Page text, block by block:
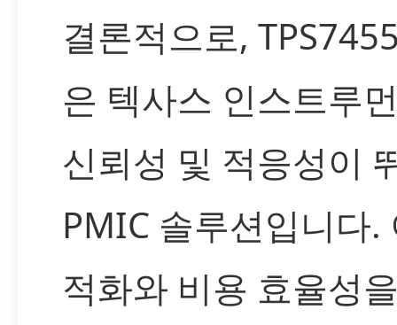
결론적으로,
은 텍사스 인스트루
신뢰성 및 적응성이
PMIC 솔루션입니다
적화와 비용 효율성